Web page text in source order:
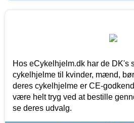
Hos eCykelhjelm.dk har de DK's
cykelhjelme til kvinder, mænd,
deres cykelhjelme er CE-
være helt tryg ved at bestille
se deres udvalg.